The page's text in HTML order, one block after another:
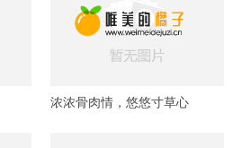
浓浓骨肉情，悠悠寸草心